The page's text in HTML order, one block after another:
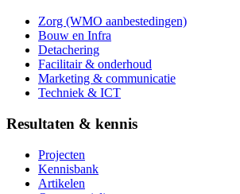
Zorg (WMO aanbestedingen)
Bouw en Infra
Detachering
Facilitair & onderhoud
Marketing & communicatie
Techniek & ICT
Resultaten & kennis
Projecten
Kennisbank
Artikelen